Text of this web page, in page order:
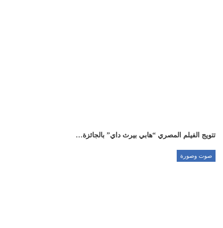
تتويج الفيلم المصري “هابي بيرث داي” بالجائزة…
صوت وصورة